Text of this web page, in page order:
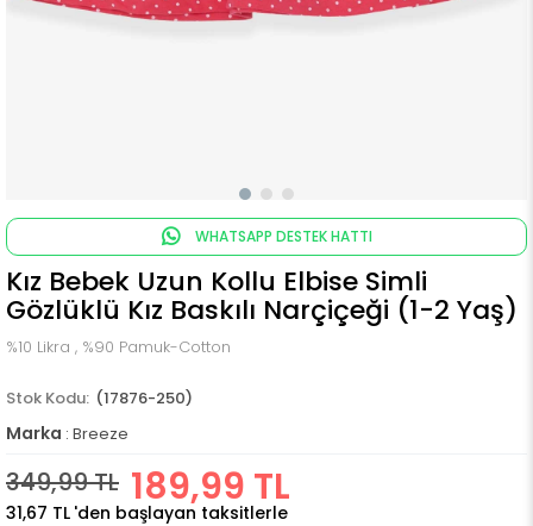
WHATSAPP DESTEK HATTI
Kız Bebek Uzun Kollu Elbise Simli
Gözlüklü Kız Baskılı Narçiçeği (1-2 Yaş)
%10 Likra , %90 Pamuk-Cotton
(17876-250)
Marka : Breeze
349,99 TL 189,99 TL
31,67 TL 'den başlayan taksitlerle